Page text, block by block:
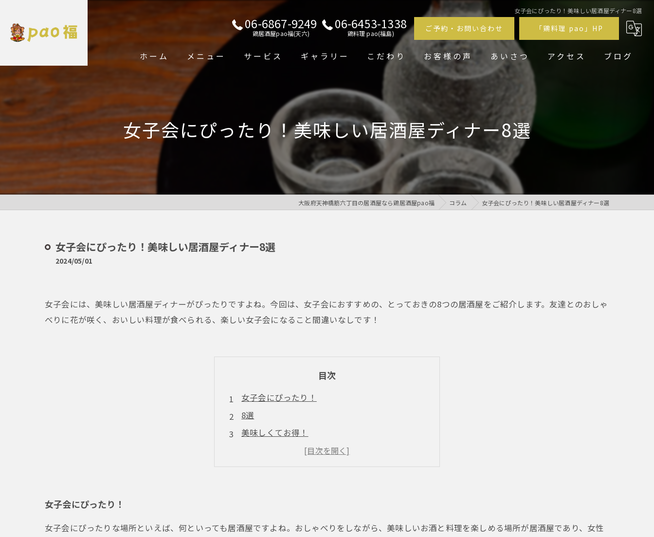
女子会にぴったり！美味しい居酒屋ディナー8選
06-6867-9249
鶏居酒屋pao福(天六)
06-6453-1338
鶏料理 pao(福島)
ご予約・お問い合わせ 「鶏料理 pao」HP
ホーム メニュー サービス ギャラリー こだわり お客様の声 あいさつ アクセス ブログ
女子会にぴったり！美味しい居酒屋ディナー8選
大阪府天神橋筋六丁目の居酒屋なら鶏居酒屋pao福 コラム 女子会にぴったり！美味しい居酒屋ディナー8選
女子会にぴったり！美味しい居酒屋ディナー8選
2024/05/01
女子会には、美味しい居酒屋ディナーがぴったりですよね。今回は、女子会におすすめの、とっておきの8つの居酒屋をご紹介します。友達とのおしゃ
べりに花が咲く、おいしい料理が食べられる、楽しい女子会になること間違いなしです！
目次
女子会にぴったり！
8選
美味しくてお得！
健康志向女子必見！
スタイリッシュな空間で
女子会にぴったり！
女子会にぴったりな場所といえば、何といっても居酒屋ですよね。おしゃべりをしながら、美味しいお酒と料理を楽しめる場所が居酒屋であり、女性